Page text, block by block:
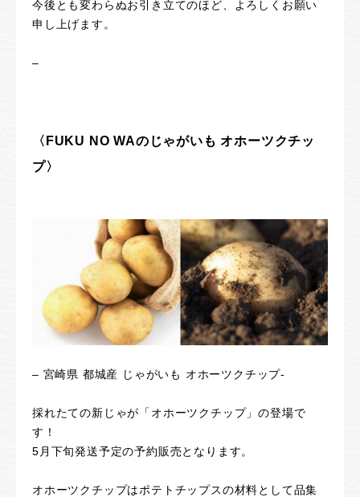
今後とも変わらぬお引き立てのほど、よろしくお願い
申し上げます。
–
〈FUKU NO WAのじゃがいも オホーツクチッ
プ〉
– 宮崎県 都城産 じゃがいも オホーツクチップ-
採れたての新じゃが「オホーツクチップ」の登場で
す！
5月下旬発送予定の予約販売となります。
オホーツクチップはポテトチップスの材料として品集